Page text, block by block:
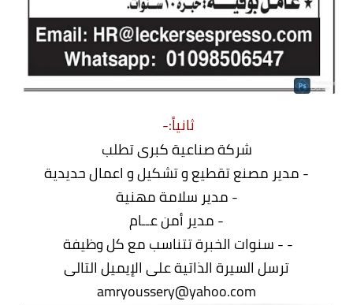
ثانياً:-
شركة صناعية كبرى تطلب
- مدير مصنع تقطيع و تشكيل و اعمال حديدية
- مدير سلامة مهنية
- مدير أمن عــام
- - سنوات الخبرة تتناسب مع كل وظيفة
ترسل السيرة الذاتية على الإيميل التالى
amryoussery@yahoo.com